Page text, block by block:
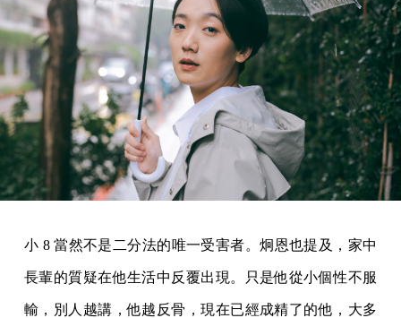
小 8 當然不是二分法的唯一受害者。炯恩也提及，家中
長輩的質疑在他生活中反覆出現。只是他從小個性不服
輸，別人越講，他越反骨，現在已經成精了的他，大多